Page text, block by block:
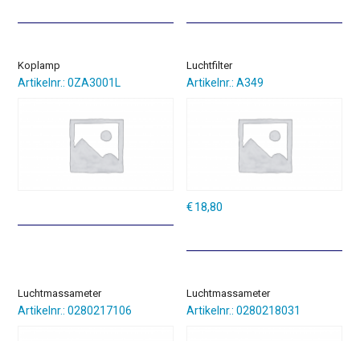
Koplamp
Artikelnr.: 0ZA3001L
Luchtfilter
Artikelnr.: A349
€18,80
Luchtmassameter
Artikelnr.: 0280217106
Luchtmassameter
Artikelnr.: 0280218031